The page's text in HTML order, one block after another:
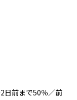
日前まで50％／前